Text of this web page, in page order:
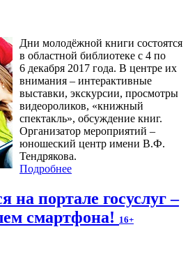
Дни молодёжной книги состоятся
в областной библиотеке с 4 по
6 декабря 2017 года. В центре их
внимания – интерактивные
выставки, экскурсии, просмотры
видеороликов, «книжный
спектакль», обсуждение книг.
Организатор мероприятий –
юношеский центр имени В.Ф.
Тендрякова.
Подробнее
на портале госуслуг –
смартфона! 16+